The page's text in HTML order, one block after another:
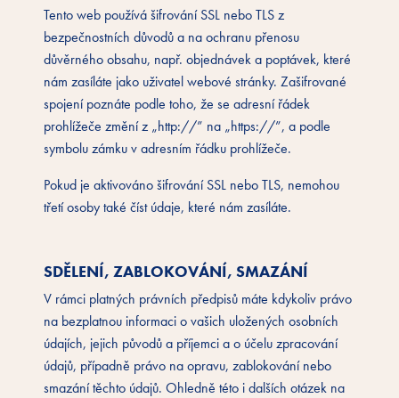
Tento web používá šifrování SSL nebo TLS z
bezpečnostních důvodů a na ochranu přenosu
důvěrného obsahu, např. objednávek a poptávek, které
nám zasíláte jako uživatel webové stránky. Zašifrované
spojení poznáte podle toho, že se adresní řádek
prohlížeče změní z „http://” na „https://”, a podle
symbolu zámku v adresním řádku prohlížeče.
Pokud je aktivováno šifrování SSL nebo TLS, nemohou
třetí osoby také číst údaje, které nám zasíláte.
SDĚLENÍ, ZABLOKOVÁNÍ, SMAZÁNÍ
V rámci platných právních předpisů máte kdykoliv právo
na bezplatnou informaci o vašich uložených osobních
údajích, jejich původů a příjemci a o účelu zpracování
údajů, případně právo na opravu, zablokování nebo
smazání těchto údajů. Ohledně této i dalších otázek na